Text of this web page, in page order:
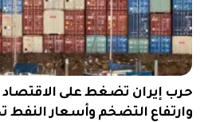
حرب إيران تضغط على الاقتصاد
وارتفاع التضخم وأسعار النفط